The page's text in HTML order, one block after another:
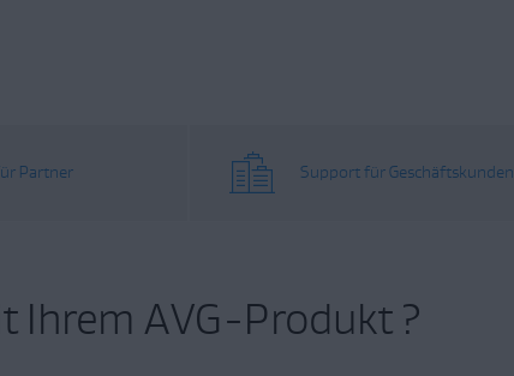
Partner Support für Geschäftskunden
Ihrem AVG-Produkt ?